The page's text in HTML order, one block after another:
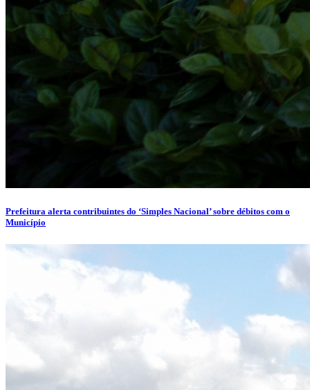
Prefeitura alerta contribuintes do ‘Simples Nacional’ sobre débitos com o
Município